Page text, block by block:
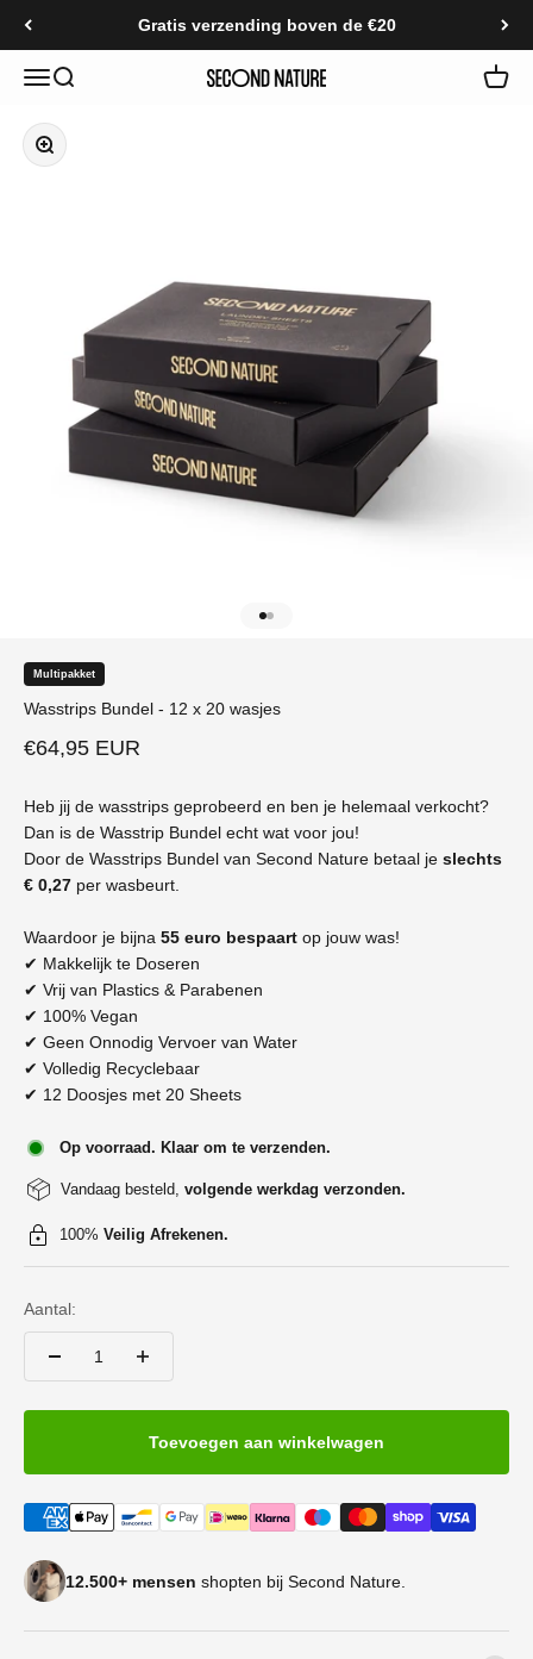
Gratis verzending boven de €20
Navigatiemenu openen
Zoeken openen Second Nature
In-/uitzoomen
Multipakket
Wasstrips Bundel - 12 x 20 wasjes
Aanbiedingsprijs
€64,95 EUR
Heb jij de wasstrips geprobeerd en ben je helemaal verkocht?
Dan is de Wasstrip Bundel echt wat voor jou!
Door de Wasstrips Bundel van Second Nature betaal je slechts
€ 0,27 per wasbeurt.
Waardoor je bijna 55 euro bespaart op jouw was!
✔ Makkelijk te Doseren
✔ Vrij van Plastics & Parabenen
✔ 100% Vegan
✔ Geen Onnodig Vervoer van Water
✔ Volledig Recyclebaar
✔ 12 Doosjes met 20 Sheets
Op voorraad. Klaar om te verzenden.
Vandaag besteld, volgende werkdag verzonden.
100% Veilig Afrekenen.
Aantal:
Toevoegen aan winkelwagen
12.500+ mensen shopten bij Second Nature.